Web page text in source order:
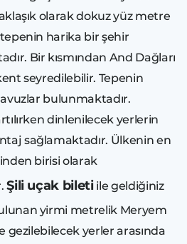
olarak dokuz yüz metre
harika bir şehir
Bir kısmından And Dağları
seyredilebilir. Tepenin
bulunmaktadır.
dinlenilecek yerlerin
sağlamaktadır. Ülkenin en
birisi olarak
Şili uçak biletiile geldiğiniz
yirmi metrelik Meryem
gezilebilecek yerler arasında